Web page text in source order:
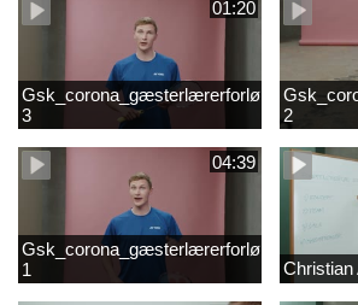
01:20
3
2
04:39
1
Christian